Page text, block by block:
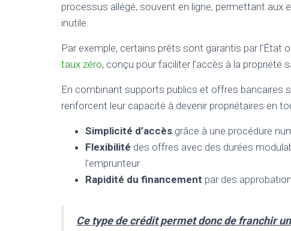
processus allégé, souvent en ligne, permettant aux
inutile.
Par exemple, certains prêts sont garantis par
taux zéro, conçu pour faciliter l’accès à la
En combinant supports publics et offres bancaires
renforcent leur capacité à devenir propriétaires en
Simplicité d’accès grâce à une procédure
Flexibilité des offres avec des durées
l’emprunteur
Rapidité du financement par des
Ce type de crédit permet donc de franchir